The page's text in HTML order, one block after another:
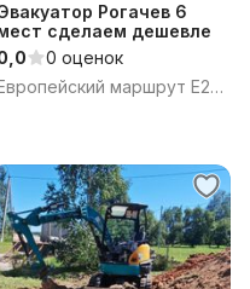
Рогачев 6
сделаем дешевле
0 оценок
Европейский маршрут Е271